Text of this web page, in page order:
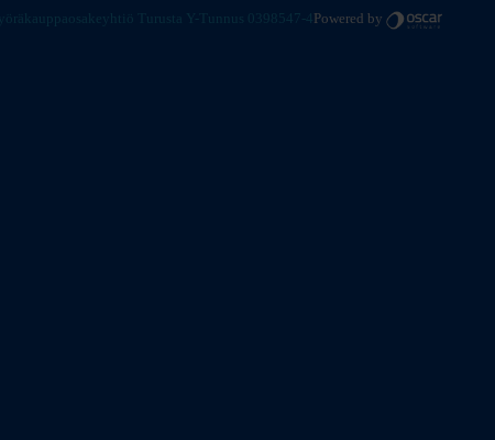
Turusta Y-Tunnus 0398547-4 Powered by